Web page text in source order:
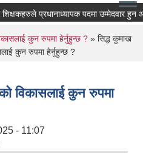
प्रधानाध्यापक पदमा उम्मेदवार हुन
कुन रुपमा हेर्नुहुन्छ ? » सिद्ध कुमाख
कुन रुपमा हेर्नुहुन्छ ?
विकासलाई कुन रुपमा
- 11:07